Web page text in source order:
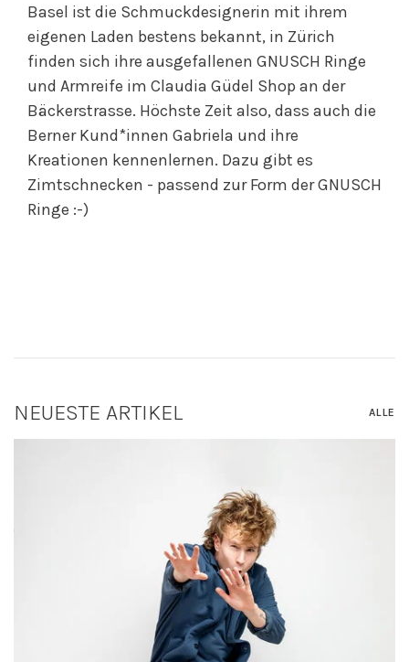
Basel ist die Schmuckdesignerin mit ihrem
eigenen Laden bestens bekannt, in Zürich
finden sich ihre ausgefallenen GNUSCH Ringe
und Armreife im Claudia Güdel Shop an der
Bäckerstrasse. Höchste Zeit also, dass auch die
Berner Kund*innen Gabriela und ihre
Kreationen kennenlernen. Dazu gibt es
Zimtschnecken - passend zur Form der GNUSCH
Ringe :-)
NEUESTE ARTIKEL ALLE